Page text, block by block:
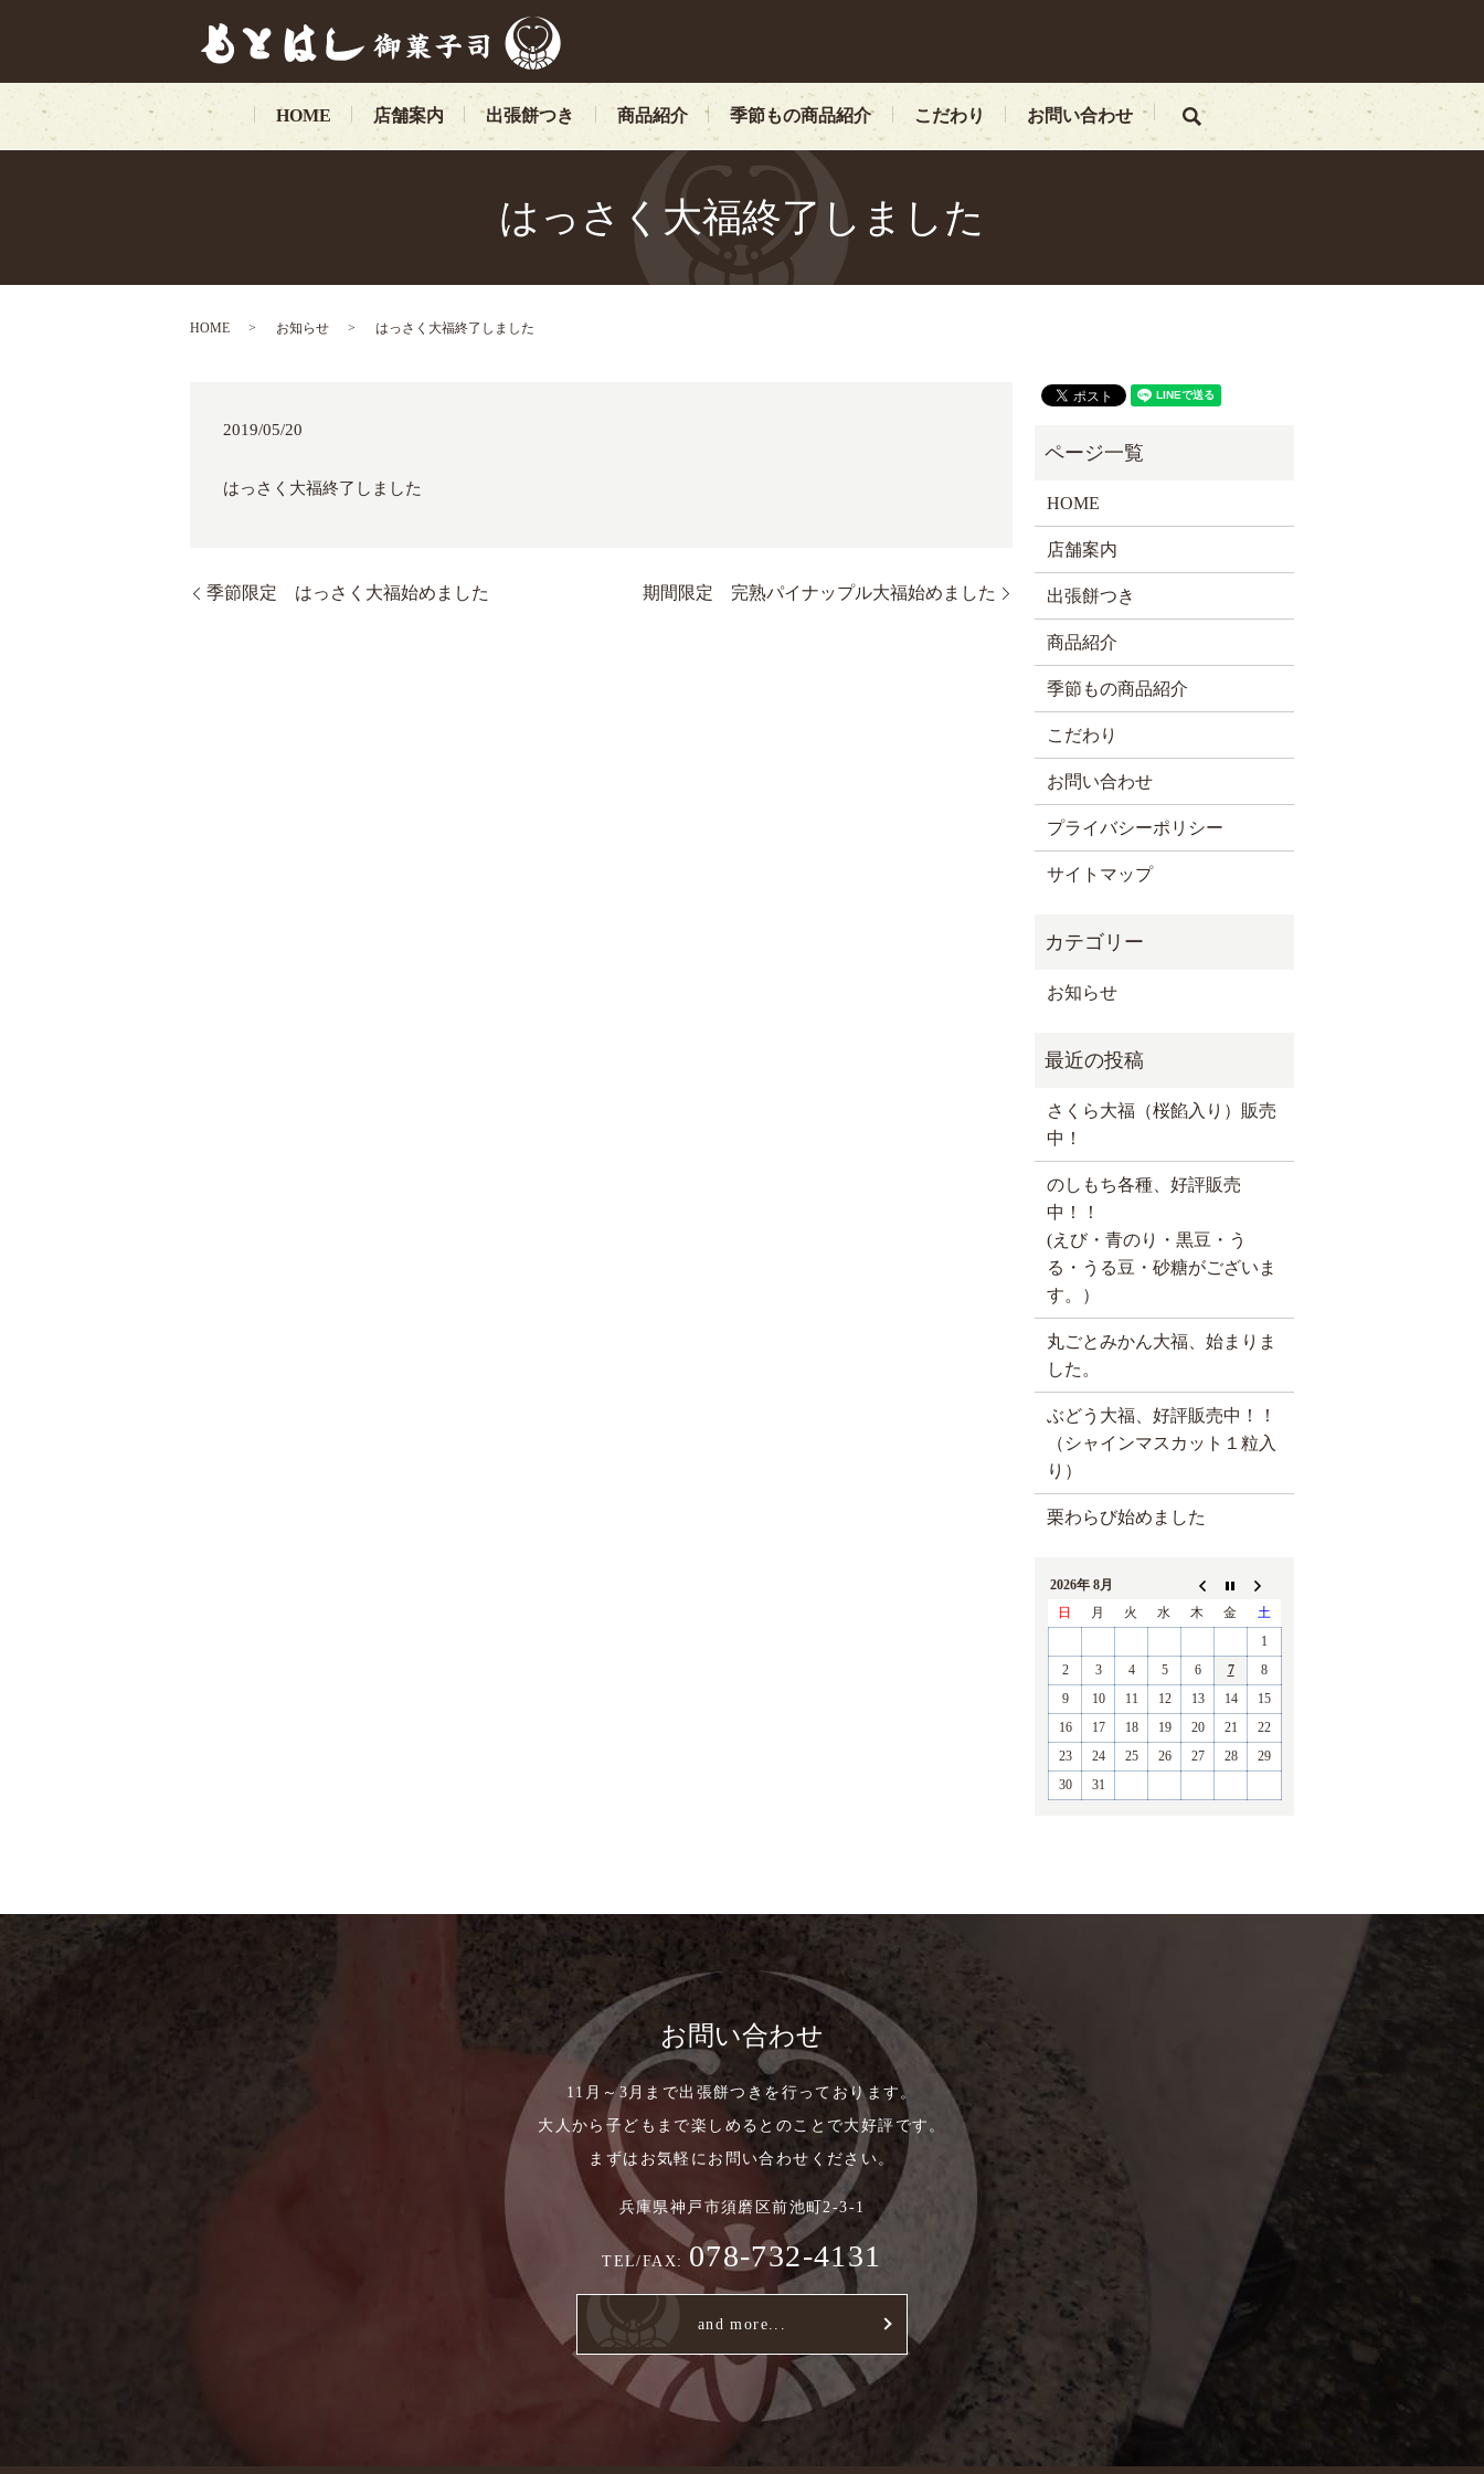
HOME 店舗案内 出張餅つき 商品紹介 季節もの商品紹介 こだわり お問い合わせ
はっさく大福終了しました
HOME お知らせ はっさく大福終了しました
2019/05/20
はっさく大福終了しました
季節限定 はっさく大福始めました 期間限定 完熟パイナップル大福始めました
HOME
店舗案内
出張餅つき
商品紹介
季節もの商品紹介
こだわり
お問い合わせ
プライバシーポリシー
サイトマップ
お知らせ
さくら大福（桜餡入り）販売
中！
のしもち各種、好評販売
中！！
(えび・青のり・黒豆・う
る・うる豆・砂糖がございま
す。）
丸ごとみかん大福、始まりま
した。
ぶどう大福、好評販売中！！
（シャインマスカット１粒入
り）
栗わらび始めました
2026年 8月
日
月 火 水 木 金
土
1
2
3 4 5 6 7
8
9
10 11 12 13 14
15
16
17 18 19 20 21
22
23
24 25 26 27 28
29
30
31
お問い合わせ
11月～3月まで出張餅つきを行っております。
大人から子どもまで楽しめるとのことで大好評です。
まずはお気軽にお問い合わせください。
兵庫県神戸市須磨区前池町2-3-1
TEL/FAX: 078-732-4131
and more...